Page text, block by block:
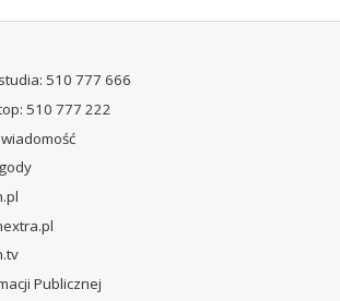
510 777 666
510 777 222
Publicznej